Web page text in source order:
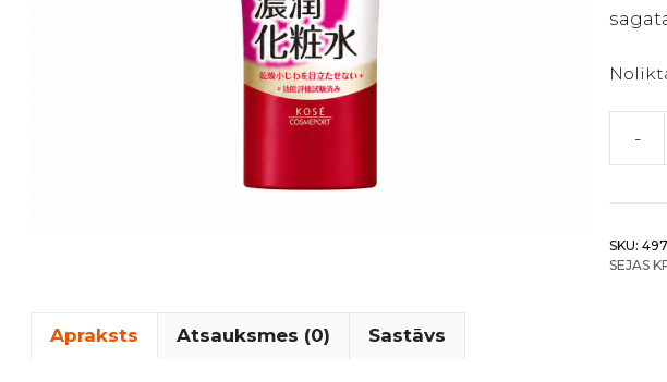
-
Rich
SKU:
SEJAS
Apraksts Atsauksmes (0) Sastāvs